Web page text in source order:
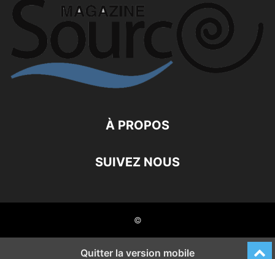
À PROPOS
SUIVEZ NOUS
©
Quitter la version mobile